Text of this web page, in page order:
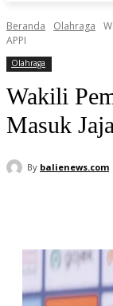
Beranda Olahraga
APPI
Olahraga
Wakili
Masuk
By balienews.com